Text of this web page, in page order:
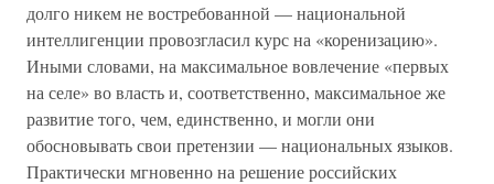
долго никем не востребованной — национальной
интеллигенции провозгласил курс на «коренизацию».
Иными словами, на максимальное вовлечение «первых
на селе» во власть и, соответственно, максимальное же
развитие того, чем, единственно, и могли они
обосновывать свои претензии — национальных языков.
Практически мгновенно на решение российских